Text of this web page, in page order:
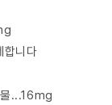
합니다
...16mg